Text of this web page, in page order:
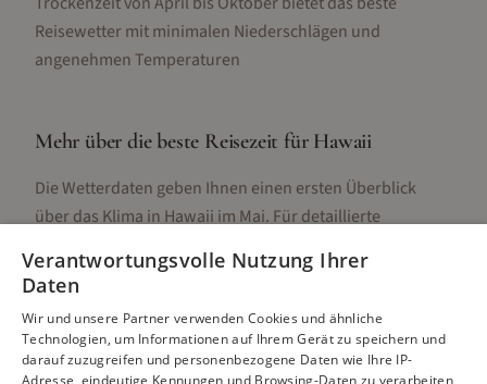
Reisewetter mit minimalen Niederschlägen und
angenehmen Temperaturen
Mehr über die beste Reisezeit für Hawaii
Die Wetterdaten geben Ihnen einen ersten Überblick
über das Klima in Hawaii im Mai. Für detaillierte
Unterschieden, Aktivitäten und Reisetipps besuchen Sie
Verantwortungsvolle Nutzung Ihrer
Daten
Wir und unsere Partner verwenden Cookies und ähnliche
Technologien, um Informationen auf Ihrem Gerät zu speichern und
darauf zuzugreifen und personenbezogene Daten wie Ihre IP-
Adresse, eindeutige Kennungen und Browsing-Daten zu verarbeiten,